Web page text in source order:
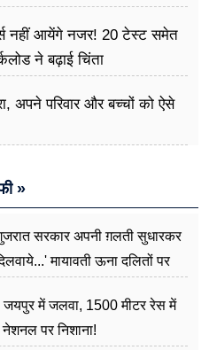
नहीं आयेंगे नजर! 20 टेस्ट समेत
ने बढ़ाई चिंता
अपने परिवार और बच्चों को ऐसे
»
सरकार अपनी ग़लती सुधारकर
मायावती ऊना दलितों पर
जयपुर में जलवा, 1500 मीटर रेस में
पर निशाना!